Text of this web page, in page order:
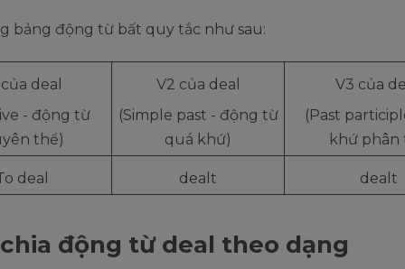
bảng động từ bất quy tắc như sau:
deal
- động từ
thể)
V2 của deal
(Simple past - động từ
quá khứ)
V3 của
(Past
khứ phân
deal dealt dealt
động từ deal theo dạng